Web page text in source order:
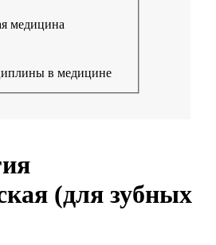
медицина
в медицине
и медицинские
(для зубных